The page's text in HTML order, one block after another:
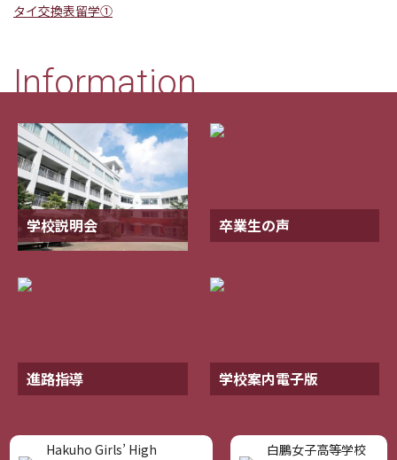
タイ交換表留学①
Information
学校説明会 卒業生の声
進路指導 学校案内電子版
Hakuho Girls’ High
白鵬女子高等学校